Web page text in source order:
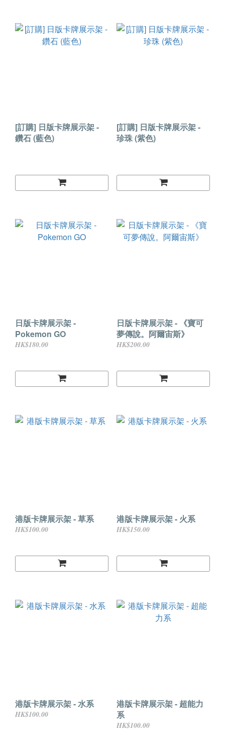
[訂購] 日版卡牌展示架 -
鑽石 (藍色)
[訂購] 日版卡牌展示架 -
珍珠 (紫色)
日版卡牌展示架 -
Pokemon GO
HK$180.00
日版卡牌展示架 - 《寶可
夢傳說。阿爾宙斯》
HK$200.00
港版卡牌展示架 - 草系
HK$100.00
港版卡牌展示架 - 火系
HK$150.00
港版卡牌展示架 - 水系
HK$100.00
港版卡牌展示架 - 超能力
系
HK$100.00